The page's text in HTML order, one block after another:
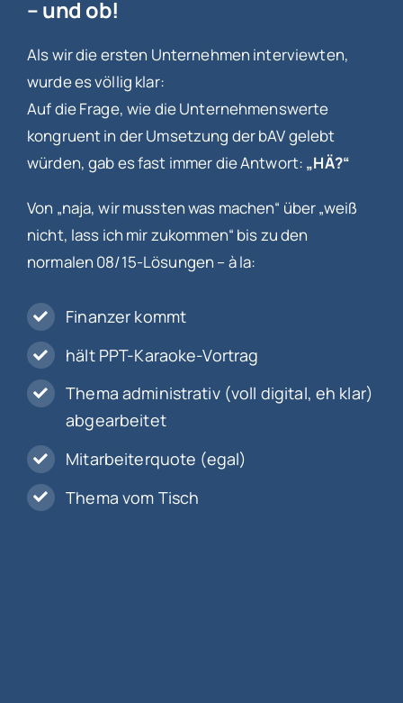
– und ob!
Als wir die ersten Unternehmen interviewten,
wurde es völlig klar:
Auf die Frage, wie die Unternehmenswerte
kongruent in der Umsetzung der bAV gelebt
würden, gab es fast immer die Antwort: „HÄ?“
Von „naja, wir mussten was machen“ über „weiß
nicht, lass ich mir zukommen“ bis zu den
normalen 08/15-Lösungen – à la:
Finanzer kommt
hält PPT-Karaoke-Vortrag
Thema administrativ (voll digital, eh klar)
abgearbeitet
Mitarbeiterquote (egal)
Thema vom Tisch